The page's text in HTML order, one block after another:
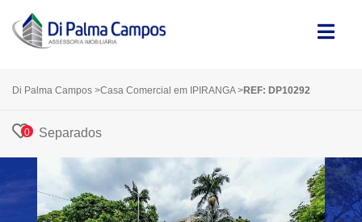
Di Palma Campos >Casa Comercial em IPIRANGA >REF: DP10292
0 Separados